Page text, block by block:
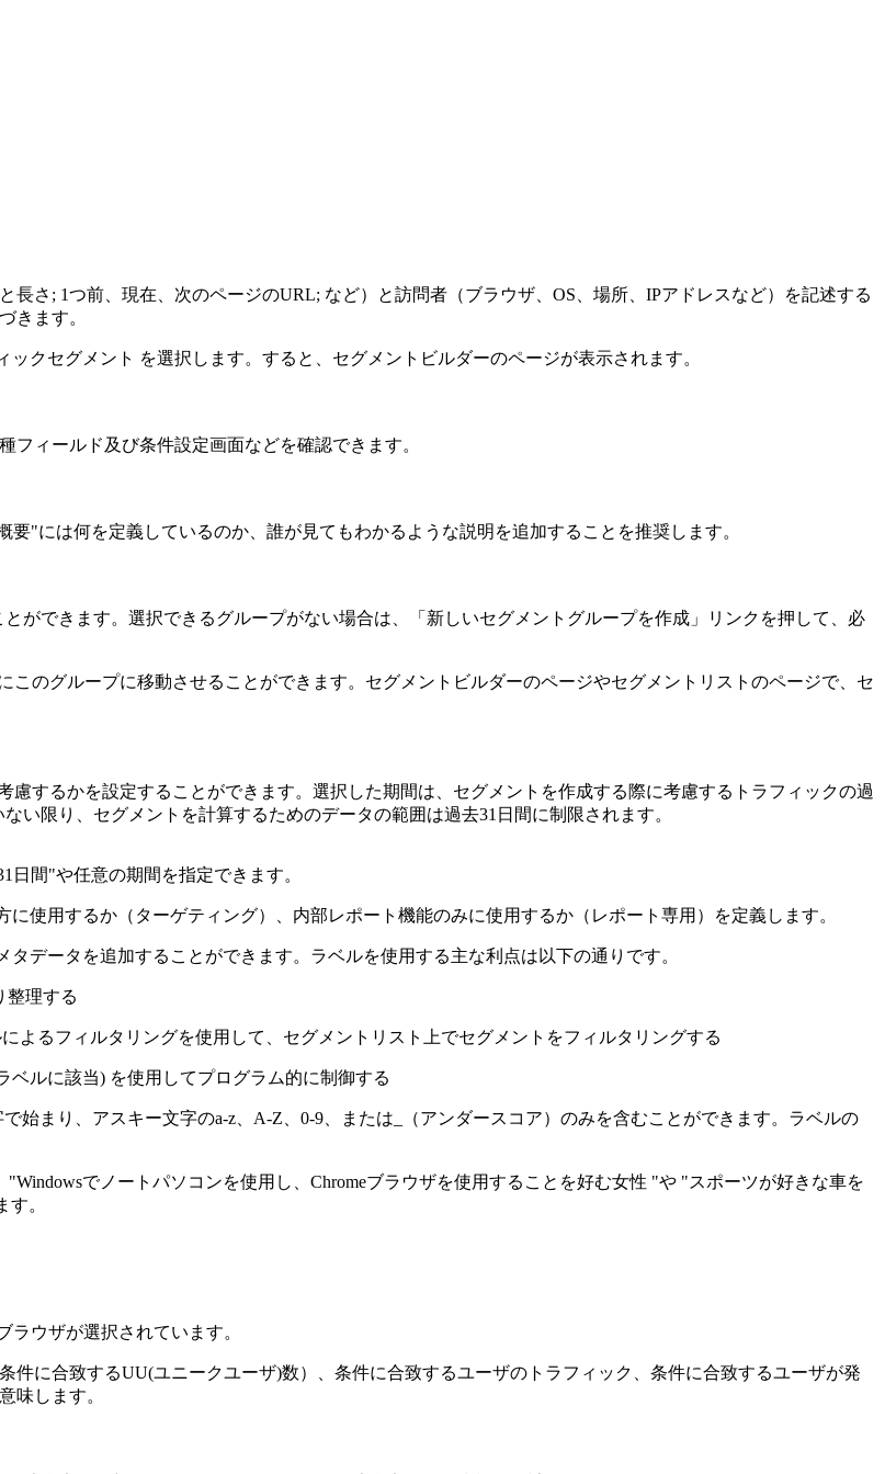
さ; 1つ前、現在、次のページのURL; など）と訪問者（ブラウザ、OS、場所、IPアドレスなど）を記述する
きます。
ックセグメント を選択します。すると、セグメントビルダーのページが表示されます。
ィールド及び条件設定画面などを確認できます。
"には何を定義しているのか、誰が見てもわかるような説明を追加することを推奨します。
ができます。選択できるグループがない場合は、「新しいセグメントグループを作成」リンクを押して、必
のグループに移動させることができます。セグメントビルダーのページやセグメントリストのページで、セ
するかを設定することができます。選択した期間は、セグメントを作成する際に考慮するトラフィックの過
い限り、セグメントを計算するためのデータの範囲は過去31日間に制限されます。
間"や任意の期間を指定できます。
使用するか（ターゲティング）、内部レポート機能のみに使用するか（レポート専用）を定義します。
データを追加することができます。ラベルを使用する主な利点は以下の通りです。
整理する
によるフィルタリングを使用して、セグメントリスト上でセグメントをフィルタリングする
ベルに該当) を使用してプログラム的に制御する
始まり、アスキー文字のa-z、A-Z、0-9、または_（アンダースコア）のみを含むことができます。ラベルの
でノートパソコンを使用し、Chromeブラウザを使用することを好む女性 "や "スポーツが好きな車を
。
ラウザが選択されています。
に合致するUU(ユニークユーザ)数）、条件に合致するユーザのトラフィック、条件に合致するユーザが発
味します。